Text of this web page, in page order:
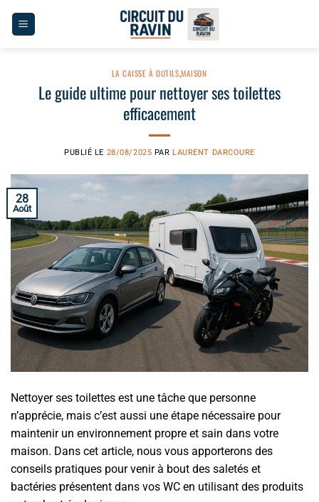
LA CAISSE À OUTILS,MAISON
Le guide ultime pour nettoyer ses toilettes
efficacement
PUBLIÉ LE 28/08/2025 PAR LAURENT DARCOURE
28
Août
Nettoyer ses toilettes est une tâche que personne
n’apprécie, mais c’est aussi une étape nécessaire pour
maintenir un environnement propre et sain dans votre
maison. Dans cet article, nous vous apporterons des
conseils pratiques pour venir à bout des saletés et
bactéries présentent dans vos WC en utilisant des produits